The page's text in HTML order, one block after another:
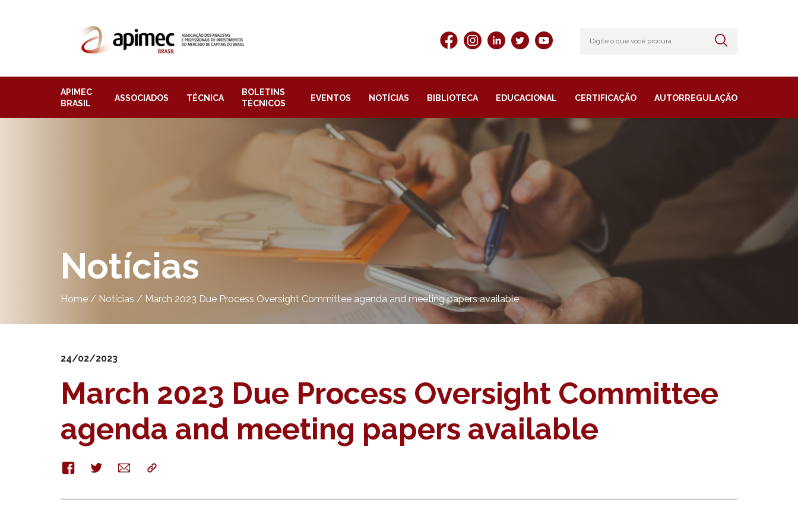
APIMEC
BRASIL
ASSOCIADOS TÉCNICA
BOLETINS
TÉCNICOS
EVENTOS NOTÍCIAS BIBLIOTECA EDUCACIONAL CERTIFICAÇÃO AUTORREGULAÇÃO
Notícias
Home / Notícias / March 2023 Due Process Oversight Committee agenda and meeting papers available
24/02/2023
March 2023 Due Process Oversight Committee
agenda and meeting papers available
FacebookTwitterE-
mail
Copy